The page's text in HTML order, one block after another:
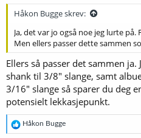
Håkon Bugge skrev:
Ja, det var jo også noe jeg lurte
Men ellers passer dette sammen
Ellers så passer det sammen
shank til 3/8" slange, samt
3/16" slange så sparer du deg
potensielt lekkasjepunkt.
R
e
Håkon Bugge